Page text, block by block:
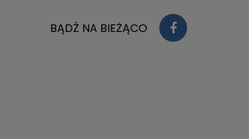
BĄDŹ NA BIEŻĄCO